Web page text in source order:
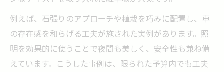
外構工事にかかる標準的な工事期間の目安
駐車場の外構工事で知っておきたい費用相
場
例えば、石張りのアプローチや植栽を巧みに配置し、車
の存在感を和らげる工夫が施された実例があります。照
明を効果的に使うことで夜間も美しく、安全性も兼ね備
えています。こうした事例は、限られた予算内でも工夫